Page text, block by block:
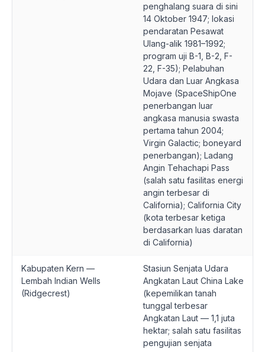
penghalang suara di sini
14 Oktober 1947; lokasi
pendaratan Pesawat
Ulang-alik 1981–1992;
program uji B-1, B-2, F-
22, F-35); Pelabuhan
Udara dan Luar Angkasa
Mojave (SpaceShipOne
penerbangan luar
angkasa manusia swasta
pertama tahun 2004;
Virgin Galactic; boneyard
penerbangan); Ladang
Angin Tehachapi Pass
(salah satu fasilitas energi
angin terbesar di
California); California City
(kota terbesar ketiga
berdasarkan luas daratan
di California)
Kabupaten Kern —
Lembah Indian Wells
(Ridgecrest)
Stasiun Senjata Udara
Angkatan Laut China Lake
(kepemilikan tanah
tunggal terbesar
Angkatan Laut — 1,1 juta
hektar; salah satu fasilitas
pengujian senjata